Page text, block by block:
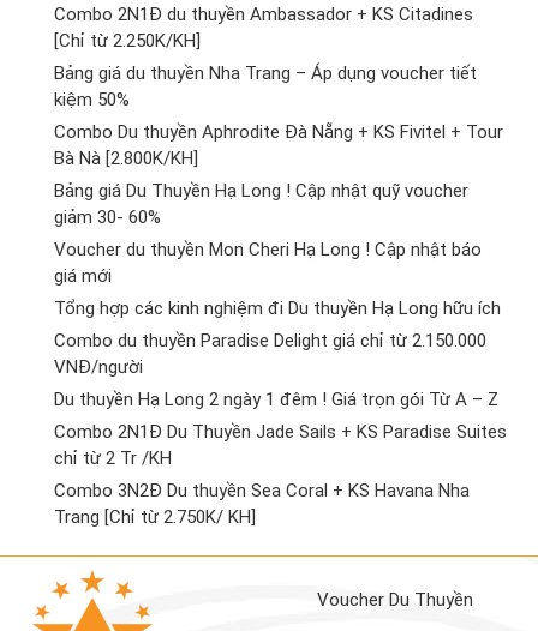
Combo 2N1Đ du thuyền Ambassador + KS Citadines
[Chỉ từ 2.250K/KH]
Bảng giá du thuyền Nha Trang – Áp dụng voucher tiết
kiệm 50%
Combo Du thuyền Aphrodite Đà Nẵng + KS Fivitel + Tour
Bà Nà [2.800K/KH]
Bảng giá Du Thuyền Hạ Long ! Cập nhật quỹ voucher
giảm 30- 60%
Voucher du thuyền Mon Cheri Hạ Long ! Cập nhật báo
giá mới
Tổng hợp các kinh nghiệm đi Du thuyền Hạ Long hữu ích
Combo du thuyền Paradise Delight giá chỉ từ 2.150.000
VNĐ/người
Du thuyền Hạ Long 2 ngày 1 đêm ! Giá trọn gói Từ A – Z
Combo 2N1Đ Du Thuyền Jade Sails + KS Paradise Suites
chỉ từ 2 Tr /KH
Combo 3N2Đ Du thuyền Sea Coral + KS Havana Nha
Trang [Chỉ từ 2.750K/ KH]
Voucher Du Thuyền